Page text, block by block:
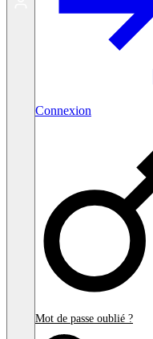
Connexion
Mot de passe oublié ?